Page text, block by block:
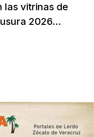
las vitrinas de
2026...